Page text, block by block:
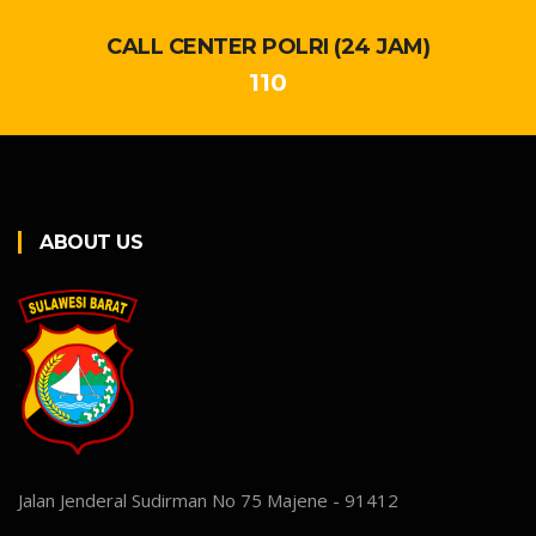
CALL CENTER POLRI (24 JAM)
110
ABOUT US
Jalan Jenderal Sudirman No 75 Majene - 91412